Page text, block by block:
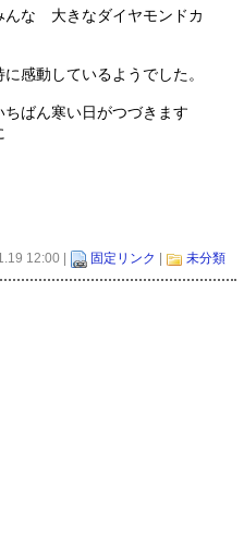
な 大きなダイヤモンドカ
動しているようでした。
ん寒い日がつづきます
12:00 | 固定リンク 未分類